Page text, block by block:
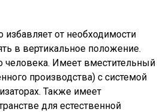
от необходимости
в вертикальное положение.
человека. Имеет вместительный
производства) с системой
Также имеет
для естественной